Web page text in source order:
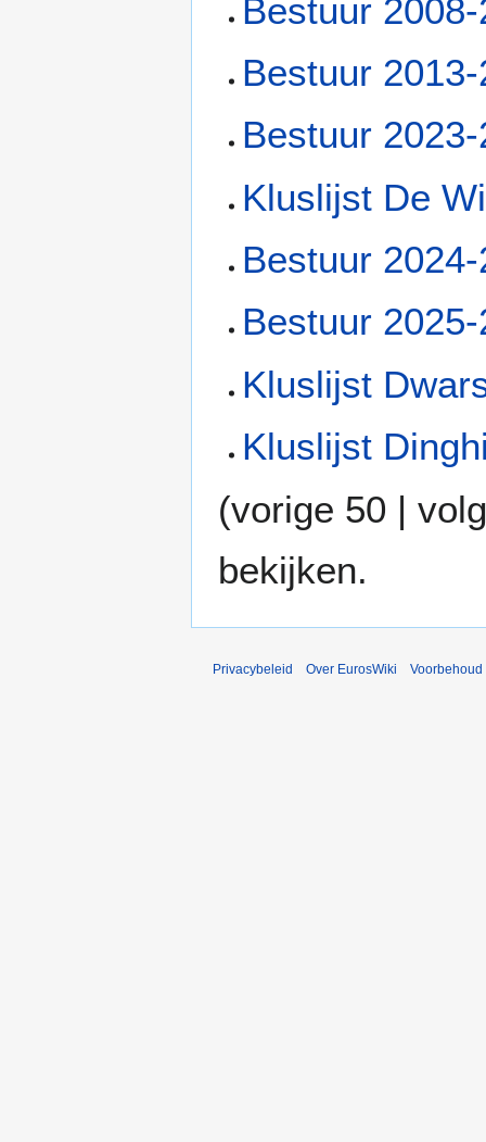
Bestuur
Bestuur
Bestuur
Kluslijst De
Bestuur
Bestuur
Kluslijst
Kluslijst
(vorige 50 |
bekijken.
Privacybeleid Over EurosWiki Voorbehoud